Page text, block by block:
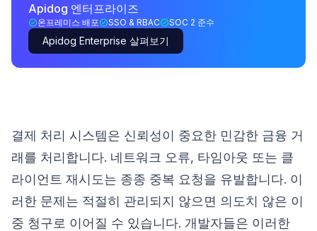
Apidog 엔터프라이즈
온프레미스 배포 SSO & RBAC SOC 2 준수
Apidog Enterprise 살펴보기
결제 처리 시스템은 신뢰성이 중요한 민감한 금융 거
래를 처리합니다. 네트워크 오류, 타임아웃 또는 클
라이언트 재시도는 종종 중복 요청을 유발합니다. 이
러한 문제는 적절히 관리되지 않으면 의도치 않은 이
중 청구로 이어질 수 있습니다. 개발자들은 이러한